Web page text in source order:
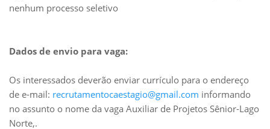
nenhum processo seletivo
Dados de envio para vaga:
Os interessados deverão enviar currículo para o endereço
de e-mail: recrutamentocaestagio@gmail.com informando
no assunto o nome da vaga Auxiliar de Projetos Sênior-Lago
Norte,.